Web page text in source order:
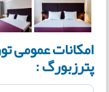
امکانات عمومی
پترزبورگ :